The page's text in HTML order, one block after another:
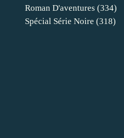
Roman D'aventures (334)
Spécial Série Noire (318)